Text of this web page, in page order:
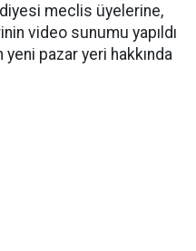
meclis üyelerine,
video sunumu yapıldı
pazar yeri hakkında